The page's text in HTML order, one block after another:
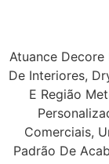
Atuance
De Interiores,
E Região
Comerciais,
Padrão De